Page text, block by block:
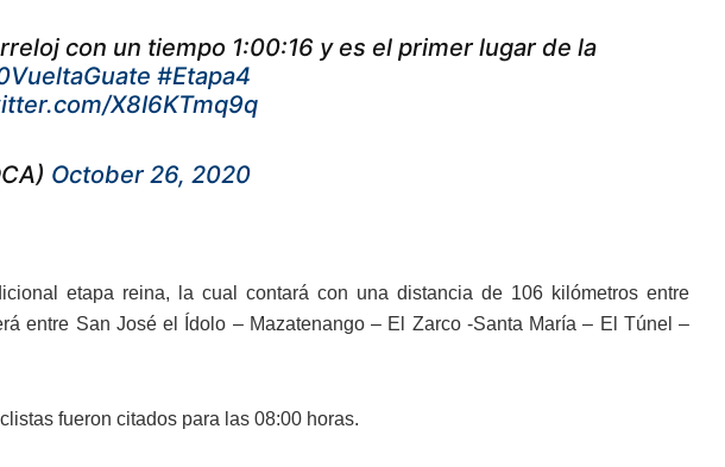
con un tiempo 1:00:16 y es el primer lugar de la
#Etapa4
X8I6KTmq9q
October 26, 2020
etapa reina, la cual contará con una distancia de 106 kilómetros entre
entre San José el Ídolo – Mazatenango – El Zarco -Santa María – El Túnel –
fueron citados para las 08:00 horas.